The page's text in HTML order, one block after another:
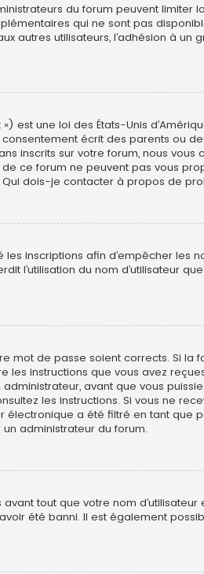
du forum peuvent limiter
qui ne sont pas
utilisateurs, l’adhésion à un
est une loi des États-Unis
écrit des parents ou
inscrits sur votre forum, nous
ce forum ne peuvent pas vous
dois-je contacter à propos de
inscriptions afin d’empêcher les
l’utilisation du nom d’utilisateur
mot de passe soient corrects. Si
les instructions que vous avez
avant que vous
les instructions. Si vous ne
a été filtré en tant que
administrateur du forum.
tout que votre nom
été banni. Il est également